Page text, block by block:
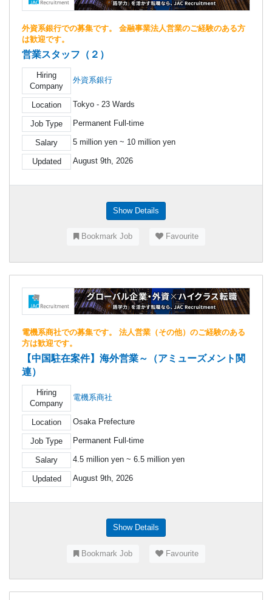
外資系銀行での募集です。 金融事業法人営業のご経験のある方
は歓迎です。
営業スタッフ（２）
Hiring
Company
外資系銀行
Location Tokyo - 23 Wards
Job Type Permanent Full-time
Salary 5 million yen ~ 10 million yen
Updated August 9th, 2026
Show Details
Bookmark Job Favourite
電機系商社での募集です。 法人営業（その他）のご経験のある
方は歓迎です。
【中国駐在案件】海外営業～（アミューズメント関
連）
Hiring
Company
電機系商社
Location Osaka Prefecture
Job Type Permanent Full-time
Salary 4.5 million yen ~ 6.5 million yen
Updated August 9th, 2026
Show Details
Bookmark Job Favourite